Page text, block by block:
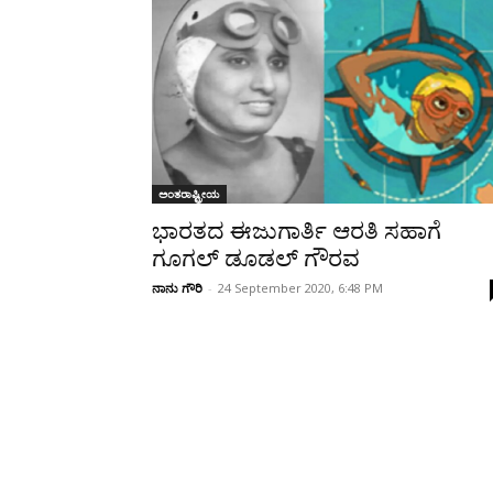
ಅಂತರಾಷ್ಟ್ರೀಯ
ಭಾರತದ ಈಜುಗಾರ್ತಿ ಆರತಿ ಸಹಾಗೆ
ಗೂಗಲ್ ಡೂಡಲ್ ಗೌರವ
ನಾನು ಗೌರಿ - 24 September 2020, 6:48 PM